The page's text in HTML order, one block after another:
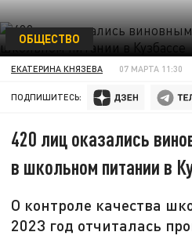
ОБЩЕСТВО
ЕКАТЕРИНА КНЯЗЕВА 07 МАРТА 11:30
ПОДПИШИТЕСЬ:
420 лиц оказались
в школьном питании в
О контроле качества
2023 год отчиталась